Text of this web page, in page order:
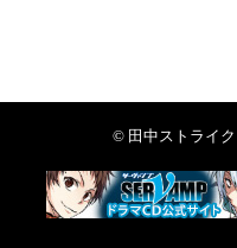
© 田中ストライク